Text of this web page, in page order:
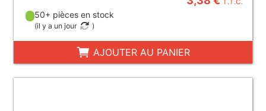
T.T.C.
50+ pièces en stock
(il y a un jour )
AJOUTER AU PANIER